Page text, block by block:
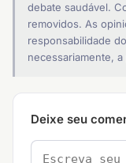
debate saudável.
removidos. As
responsabilidade
necessariamente,
Deixe seu